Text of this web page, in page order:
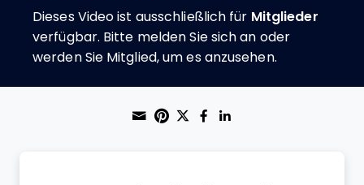
Dieses Video ist ausschließlich für Mitglieder
verfügbar. Bitte melden Sie sich an oder
werden Sie Mitglied, um es anzusehen.
Share through Email
Print this page
Share on Pinterest
Share on Twitter
Share on